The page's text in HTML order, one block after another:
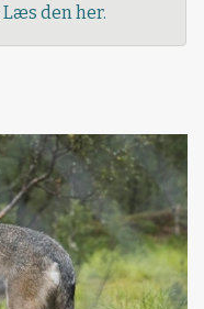
Læs den her.